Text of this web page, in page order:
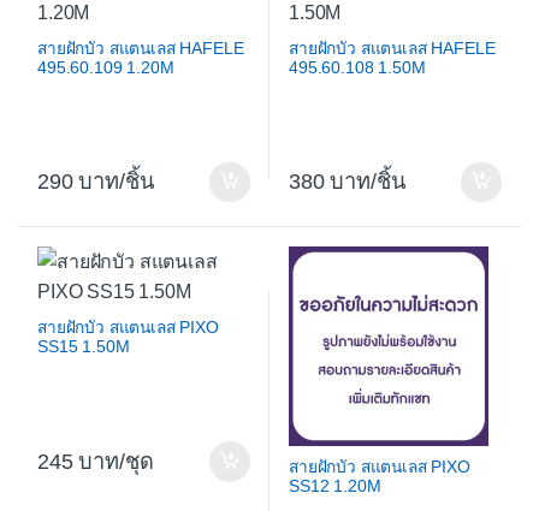
สายฝักบัว สแตนเลส HAFELE
495.60.109 1.20M
290 /ชิ้น
สายฝักบัว สแตนเลส HAFELE
495.60.108 1.50M
380 /ชิ้น
สายฝักบัว สแตนเลส PIXO
SS15 1.50M
245 /ชุด
สายฝักบัว สแตนเลส PIXO
SS12 1.20M